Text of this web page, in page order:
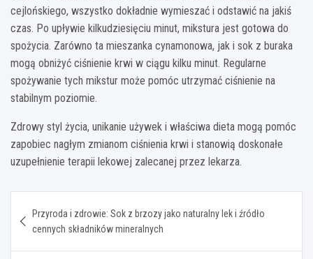
cejlońskiego, wszystko dokładnie wymieszać i odstawić na jakiś
czas. Po upływie kilkudziesięciu minut, mikstura jest gotowa do
spożycia. Zarówno ta mieszanka cynamonowa, jak i sok z buraka
mogą obniżyć ciśnienie krwi w ciągu kilku minut. Regularne
spożywanie tych mikstur może pomóc utrzymać ciśnienie na
stabilnym poziomie.
Zdrowy styl życia, unikanie używek i właściwa dieta mogą pomóc
zapobiec nagłym zmianom ciśnienia krwi i stanowią doskonałe
uzupełnienie terapii lekowej zalecanej przez lekarza.
wpisu
Przyroda i zdrowie: Sok z brzozy jako naturalny lek i źródło
cennych składników mineralnych